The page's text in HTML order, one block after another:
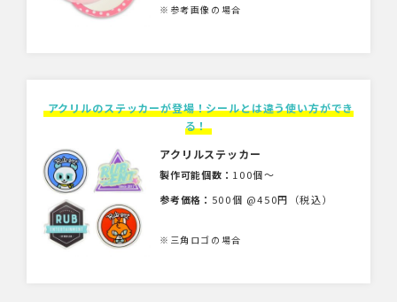
※参考画像の場合
アクリルのステッカーが登場！シールとは違う使い方ができ
る！
アクリルステッカー
製作可能個数： 100個〜
参考価格： 500個 @450円（税込）
※三角ロゴの場合